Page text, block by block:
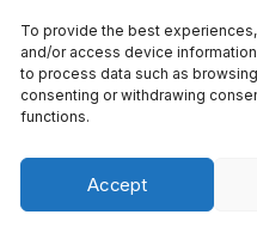
To provide the best
and/or access device
to process data such as
consenting or withdrawing
functions.
Accept
Theme